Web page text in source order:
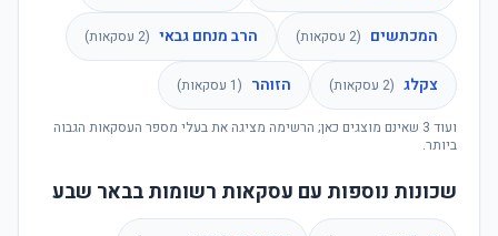
המכתשים (
2 עסקאות) הרב מנחם גבאי (
2 עסקאות)
צקלג (
2 עסקאות) הזוהר (
1 עסקאות)
ועוד 3 שאינם מוצגים כאן; הרשימה מציגה את בעלי מספר העסקאות הגבוה
ביותר.
שכונות נוספות עם עסקאות רשומות בבאר שבע